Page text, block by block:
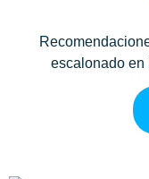
escalonado en